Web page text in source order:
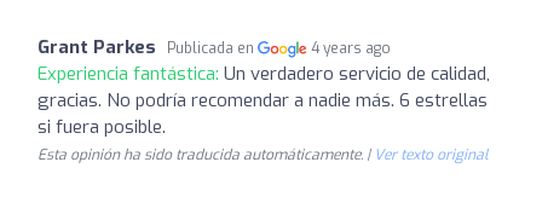
Grant Parkes Publicada en 4 years ago
Experiencia fantástica: Un verdadero servicio de calidad,
gracias. No podría recomendar a nadie más. 6 estrellas
si fuera posible.
Esta opinión ha sido traducida automáticamente. | Ver texto original